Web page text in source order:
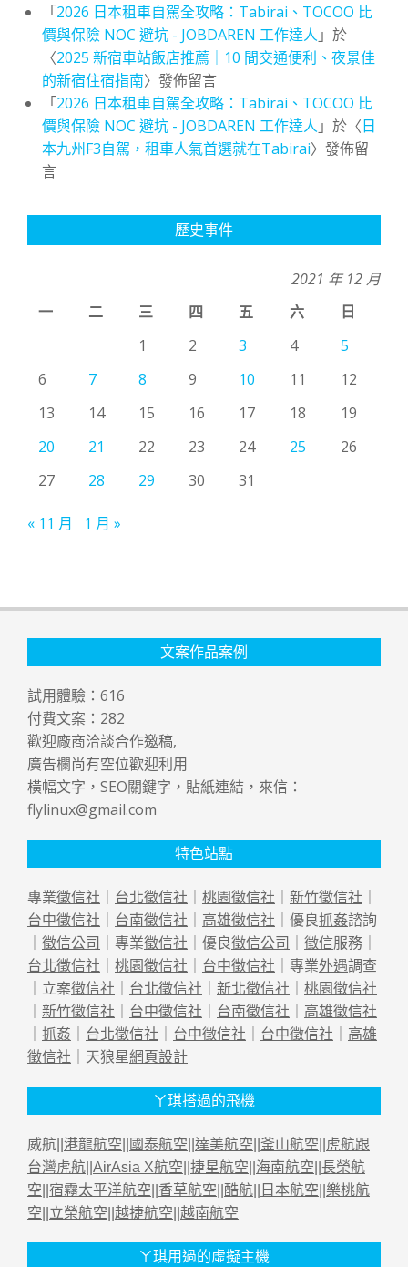
「2026 日本租車自駕全攻略：Tabirai、TOCOO 比
價與保險 NOC 避坑 - JOBDAREN 工作達人 」於
〈2025 新宿車站飯店推薦｜10 間交通便利、夜景佳
的新宿住宿指南〉發佈留言
「2026 日本租車自駕全攻略：Tabirai、TOCOO 比
價與保險 NOC 避坑 - JOBDAREN 工作達人 」於〈日
本九州F3自駕，租車人氣首選就在Tabirai〉發佈留
言
歷史事件
2021 年 12 月
一
二 三 四 五 六
日
1
2 3 4
5
6
7 8 9 10 11
12
13
14 15 16 17 18
19
20
21 22 23 24 25
26
27
28 29 30 31
« 11 月 1 月 »
文案作品案例
試用體驗： 616
付費文案： 282
歡迎廠商洽談合作邀稿,
廣告欄尚有空位歡迎利用
橫幅文字，SEO關鍵字，貼紙連結，來信：
flylinux@gmail.com
特色站點
專業徵信社 ｜ 台北徵信社 ｜ 桃園徵信社 ｜ 新竹徵信社 ｜
台中徵信社 ｜ 台南徵信社 ｜ 高雄徵信社 ｜優良抓姦諮詢
｜ 徵信公司 ｜專業徵信社 ｜優良徵信公司 ｜ 徵信服務｜
台北徵信社 ｜ 桃園徵信社 ｜ 台中徵信社 ｜專業外遇調查
｜立案徵信社 ｜ 台北徵信社 ｜ 新北徵信社 ｜ 桃園徵信社
｜ 新竹徵信社 ｜ 台中徵信社 ｜ 台南徵信社 ｜ 高雄徵信社
｜ 抓姦 ｜ 台北徵信社 ｜ 台中徵信社 ｜ 台中徵信社 ｜ 高雄
徵信社 ｜天狼星網頁設計
ㄚ琪搭過的飛機
威航|| 港龍航空 國泰航空 達美航空 釜山航空
虎航跟
台灣虎航 AirAsia X航空 捷星航空 海南航空 長榮航
空 宿霧太平洋航空 香草航空 酷航 日本航空 樂桃航
空 立榮航空 越捷航空 越南航空
ㄚ琪用過的虛擬主機